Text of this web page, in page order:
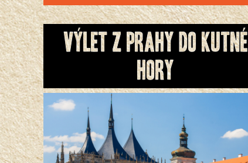
Výlet z Prahy do Kutné
Hory